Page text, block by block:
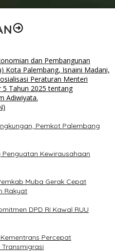
Pemkot Palembang
Penguatan Kewirausahaan
Muba Gerak Cepat
Rakyat
DPD RI Kawal RUU
Percepat